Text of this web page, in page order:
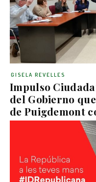
Impulso
del Gobierno
de Puigdemont
GISELA REVELLES